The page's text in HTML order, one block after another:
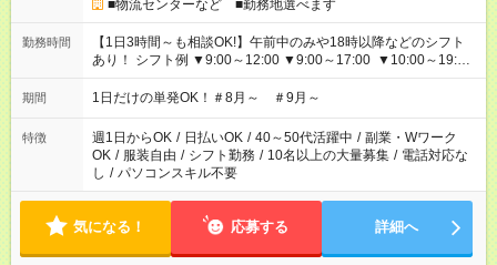
■物流センターなど ■勤務地選べます
勤務時間
【1日3時間～も相談OK!】午前中のみや18時以降などのシフト
あり！ シフト例 ▼9:00～12:00 ▼9:00～17:00 ▼10:00～19:00
▼18:00～21:00
期間 1日だけの単発OK！＃8月～ ＃9月～
特徴 週1日からOK / 日払いOK / 40～50代活躍中 / 副業・Wワーク
OK / 服装自由 / シフト勤務 / 10名以上の大量募集 / 電話対応な
し / パソコンスキル不要
気になる！ 応募する 詳細へ